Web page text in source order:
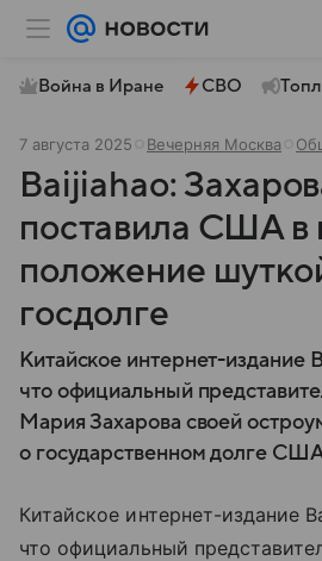
Война в Иране СВО
7 августа 2025 Вечерняя Москва
Baijiahao:
поставила США в
положение
госдолге
Китайское интернет-издание
что официальный
Мария Захарова своей
о государственном долге
Китайское интернет-издание
что официальный